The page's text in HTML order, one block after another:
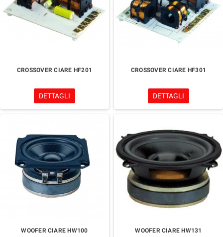
CROSSOVER CIARE HF201
DETTAGLI
CROSSOVER CIARE HF301
DETTAGLI
WOOFER CIARE HW100 WOOFER CIARE HW131